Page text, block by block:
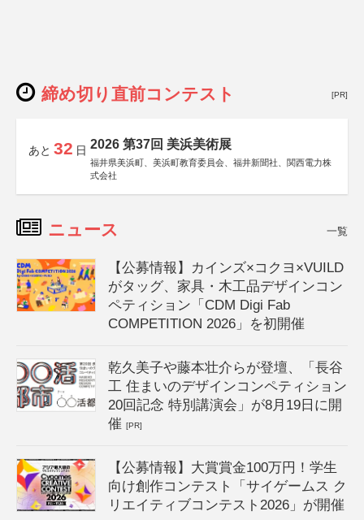
締め切り直前コンテスト [PR]
あと 32 日 2026 第37回 美浜美術展
福井県美浜町、美浜町教育委員会、福井新聞社、関西電力株
式会社
ニュース 一覧
【公募情報】カインズ×コクヨ×VUILD
がタッグ、家具・木工品デザインコン
ペティション「CDM Digi Fab
COMPETITION 2026」を初開催
乾久美子や藤本壮介らが登壇、「長谷
工 住まいのデザインコンペティション
20回記念 特別講演会」が8月19日に開
催[PR]
【公募情報】大賞賞金100万円！学生
向け創作コンテスト「サイゲームス ク
リエイティブコンテスト2026」が開催